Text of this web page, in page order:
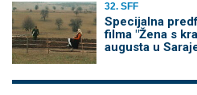
32. SFF
Specijalna
filma "Žena s
augusta u